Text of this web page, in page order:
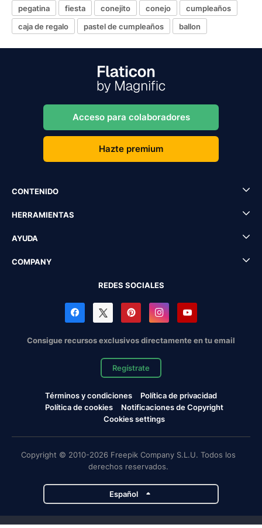
pegatina fiesta conejito conejo
cumpleaños
caja de regalo
pastel de cumpleaños ballon
Acceso para colaboradores
Hazte premium
CONTENIDO
HERRAMIENTAS
AYUDA
COMPANY
REDES SOCIALES
Consigue recursos exclusivos directamente en tu email
Regístrate
Términos y condiciones
Política de privacidad
Política de cookies
Notificaciones de Copyright
Cookies settings
Copyright © 2010-2026 Freepik Company S.L.U. Todos los
derechos reservados.
Español